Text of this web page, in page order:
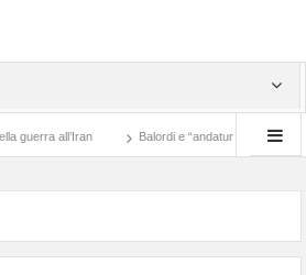
all’Iran Balordi e “andatura patriarcale”